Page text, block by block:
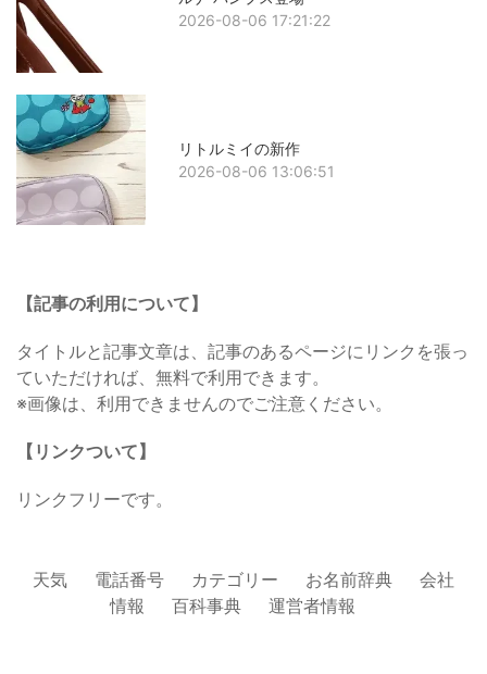
2026-08-06 17:21:22
リトルミイの新作
2026-08-06 13:06:51
【記事の利用について】
タイトルと記事文章は、記事のあるページにリンクを張っ
ていただければ、無料で利用できます。
※画像は、利用できませんのでご注意ください。
【リンクついて】
リンクフリーです。
天気 電話番号 カテゴリー お名前辞典
会社
情報
百科事典 運営者情報